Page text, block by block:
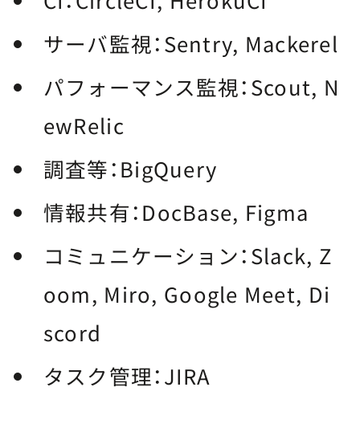
サーバ監視：Sentry, Mackerel
パフォーマンス監視：Scout, N
ewRelic
調査等：BigQuery
情報共有：DocBase, Figma
コミュニケーション：Slack, Z
oom, Miro, Google Meet, Di
scord
タスク管理：JIRA